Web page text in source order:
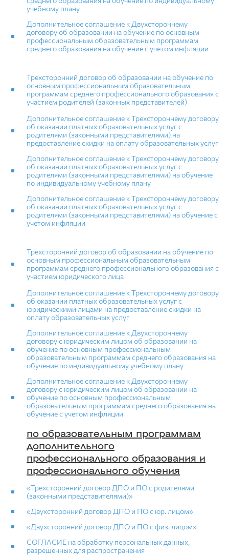
учебному плану
Дополнительное соглашение к Двухстороннему
договору об образовании на обучение по основным
профессиональным образовательным программам
среднего образования на обучение с учетом инфляции
Трехсторонний договор об образовании на обучение по
основным профессиональным образовательным
программам среднего профессионального образования с
участием родителей (законных представителей)
Дополнительное соглашение к Трехстороннему договору
об оказании платных образовательных услуг с
родителями (законными представителями) на
предоставление скидки на оплату образовательных услуг
Дополнительное соглашение к Трехстороннему договору
об оказании платных образовательных услуг с
родителями (законными представителями) на обучение
по индивидуальному учебному плану
Дополнительное соглашение к Трехстороннему договору
об оказании платных образовательных услуг с
родителями (законными представителями) на обучение с
учетом инфляции
Трехсторонний договор об образовании на обучение по
основным профессиональным образовательным
программам среднего профессионального образования с
участием юридического лица
Дополнительное соглашение к Трехстороннему договору
об оказании платных образовательных услуг с
юридическими лицами на предоставление скидки на
оплату образовательных услуг
Дополнительное соглашение к Двухстороннему
договору с юридическим лицом об образовании на
обучение по основным профессиональным
образовательным программам среднего образования на
обучение по индивидуальному учебному плану
Дополнительное соглашение к Двухстороннему
договору с юридическим лицом об образовании на
обучение по основным профессиональным
образовательным программам среднего образования на
обучение с учетом инфляции
по образовательным программам
дополнительного
профессионального образования и
профессионального обучения
«Трехсторонний договор ДПО и ПО с родителями
(законными представителями)»
«Двухсторонний договор ДПО и ПО с юр. лицом»
«Двухсторонний договор ДПО и ПО с физ. лицом»
СОГЛАСИЕ на обработку персональных данных,
разрешенных для распространения